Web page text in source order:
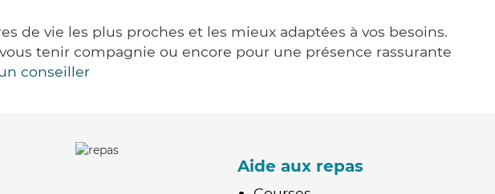
de vie les plus proches et les mieux adaptées à vos besoins.
tenir compagnie ou encore pour une présence rassurante
conseiller
Aide aux repas